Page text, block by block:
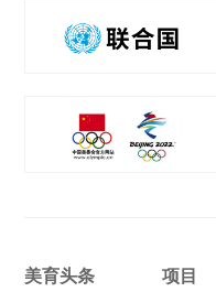
美育头条 项目